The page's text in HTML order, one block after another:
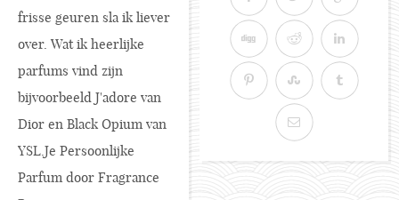
frisse geuren sla ik liever
over. Wat ik heerlijke
parfums vind zijn
bijvoorbeeld J'adore van
Dior en Black Opium van
YSL.Je Persoonlijke
Parfum door Fragrance